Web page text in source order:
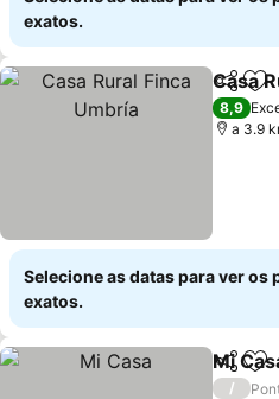
exatos.
Casa
8,9
a 3.9
Selecione as datas para ver os
exatos.
Mi
/